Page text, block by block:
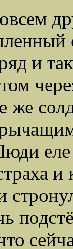
и
же
еле